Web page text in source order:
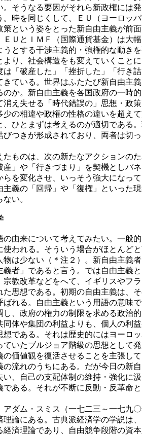
そうなる要因がそれら新政権には
時を同じくして、ＥＵ（ヨーロッ
という姿をとった新自由主義が前
ＵとＩＭＦ（国際通貨基金）は大
とする干渉主義的・強権的な動き
り、社会構造をも変えていくことに
「破産した」「挫折した」「行き
ている。世界はふたたび新自由主
か。新自由主義を各国政府の一時
え失せる「時代錯誤の」思想・政
の相違や政権の性格の違いを超え
ひとまずは考えるのが適切である
つきが形成されており、両者は切
ものは、次の新たなアクションの
」や「行きづまり」を契機としバ
らを変化させ、いっそう強大になっ
義の「回帰」や「復権」といった
い。
由来について考えてみたい。一般
われる。そういう場合がほとんど
は少ない（＊注２）。新自由主義
者」であると言う。では自由主義と
教改革などをへて、イギリスやフ
思想である。初期の自由主義は、
れる。自由主義という用語の意味
し、政府の権力の制限を求める政治
同体や集団の利益よりも、個人の利
である。それは歴史的にはヨーロ
いたブルジョア階級の思想として
価値観を復活させることを主張し
流れのうちにある。だが今日の新
、自己の支配体制の維持・強化に
ある。それが不断に反動・反革命
ダム・スミス（一七二三～一七九
理論にある。古典派経済学の学説は
済理論であり、自由競争段階の資